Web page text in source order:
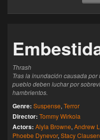
Thrash
Tras la inundación causada
pueblo deben luchar por
hambrientos.
Genre: Suspense, Terror
Director: Tommy Wirkola
Actors: Alyla Browne, Andrew
Phoebe Dynevor, Stacy Clausen